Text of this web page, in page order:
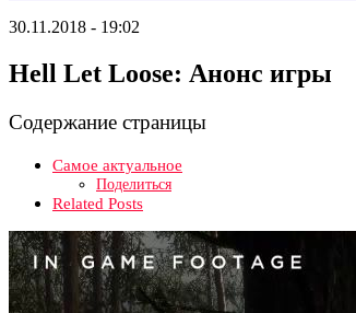
30.11.2018 - 19:02
Hell Let Loose: Анонс игры
Содержание страницы
Самое актуальное
Поделиться
Related Posts